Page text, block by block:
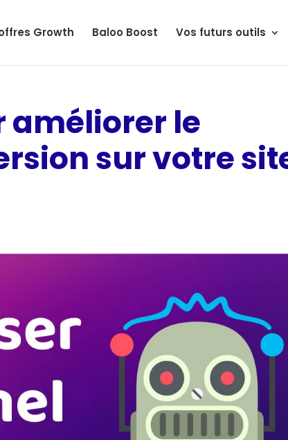
Growth Baloo Boost Vos futurs outils
améliorer le
sur votre